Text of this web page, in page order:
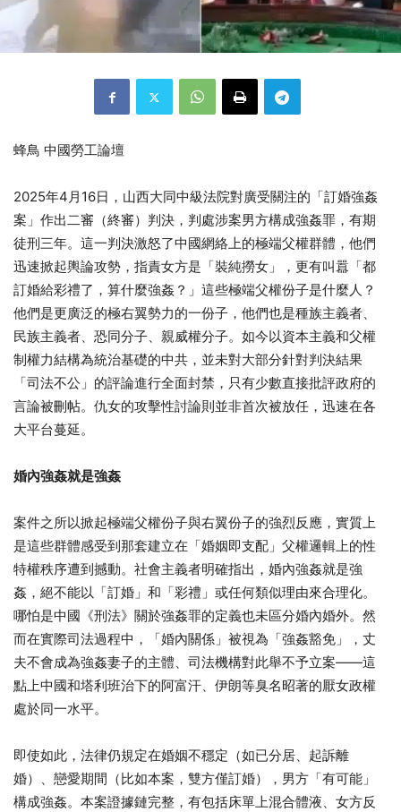
蜂鳥 中國勞工論壇
2025年4月16日，山西大同中級法院對廣受關注的「訂婚強姦
案」作出二審（終審）判決，判處涉案男方構成強姦罪，有期
徒刑三年。這一判決激怒了中國網絡上的極端父權群體，他們
迅速掀起輿論攻勢，指責女方是「裝純撈女」，更有叫囂「都
訂婚給彩禮了，算什麼強姦？」這些極端父權份子是什麼人？
他們是更廣泛的極右翼勢力的一份子，他們也是種族主義者、
民族主義者、恐同分子、親威權分子。如今以資本主義和父權
制權力結構為統治基礎的中共，並未對大部分針對判決結果
「司法不公」的評論進行全面封禁，只有少數直接批評政府的
言論被刪帖。仇女的攻擊性討論則並非首次被放任，迅速在各
大平台蔓延。
婚內強姦就是強姦
案件之所以掀起極端父權份子與右翼份子的強烈反應，實質上
是這些群體感受到那套建立在「婚姻即支配」父權邏輯上的性
特權秩序遭到撼動。社會主義者明確指出，婚內強姦就是強
姦，絕不能以「訂婚」和「彩禮」或任何類似理由來合理化。
哪怕是中國《刑法》關於強姦罪的定義也未區分婚內婚外。然
而在實際司法過程中，「婚內關係」被視為「強姦豁免」，丈
夫不會成為強姦妻子的主體、司法機構對此舉不予立案——這
點上中國和塔利班治下的阿富汗、伊朗等臭名昭著的厭女政權
處於同一水平。
即使如此，法律仍規定在婚姻不穩定（如已分居、起訴離
婚）、戀愛期間（比如本案，雙方僅訂婚），男方「有可能」
構成強姦。本案證據鏈完整，有包括床單上混合體液、女方反